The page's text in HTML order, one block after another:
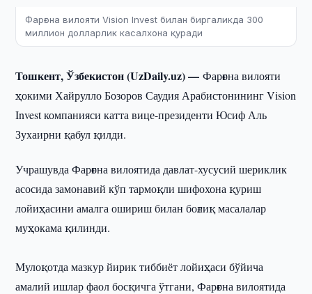
Фарғона вилояти Vision Invest билан биргаликда 300
миллион долларлик касалхона қуради
Тошкент, Ўзбекистон (UzDaily.uz) —Фарғона вилояти
ҳокими Хайрулло Бозоров Саудия Арабистонининг Vision
Invest компанияси катта вице-президенти Юсиф Аль
Зухаирни қабул қилди.
Учрашувда Фарғона вилоятида давлат-хусусий шериклик
асосида замонавий кўп тармоқли шифохона қуриш
лойиҳасини амалга ошириш билан боғлиқ масалалар
муҳокама қилинди.
Мулоқотда мазкур йирик тиббиёт лойиҳаси бўйича
амалий ишлар фаол босқичга ўтгани, Фарғона вилоятида